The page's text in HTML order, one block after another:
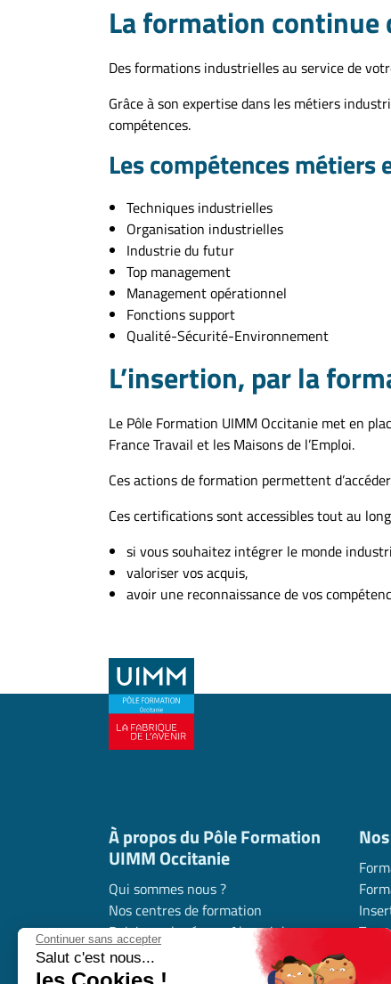
Continuer sans accepter
Salut c'est nous...
La formation continue
Des formations industrielles au service de
Grâce à son expertise dans les métiers
compétences.
Les compétences métiers
Techniques industrielles
Organisation industrielles
Industrie du futur
Top management
Management opérationnel
Fonctions support
Qualité-Sécurité-Environnement
L’insertion, par la
Le Pôle Formation UIMM Occitanie met en
France Travail et les Maisons de l’Emploi.
Ces actions de formation permettent
Ces certifications sont accessibles tout au
si vous souhaitez intégrer le monde
valoriser vos acquis,
avoir une reconnaissance de vos
À propos du Pôle Formation
UIMM Occitanie
Qui sommes nous ?
Nos centres de formation
Rejoignez le réseau Alumni de
l’industrie en Occitanie
Nous contacter